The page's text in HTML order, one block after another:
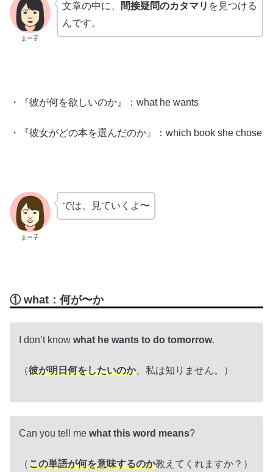
まー子
文章の中に、 間接疑問のカタマリ を見つける
んです。
・『彼が何を欲しいのか』：what he wants
・『彼女がどの本を選んだのか』：which book she chose
まー子
では、見ていくよ〜
① what：何が〜か
I don’t know what he wants to do tomorrow.
（彼が明日何をしたいのか、私は知りません。）
Can you tell me what this word means?
（この単語が何を意味するのか教えてくれますか？）